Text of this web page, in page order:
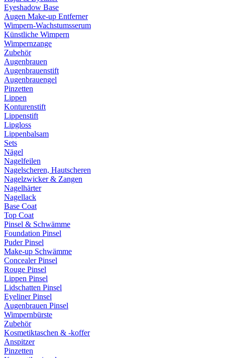
Eyeshadow Base
Augen Make-up Entferner
Wimpern-Wachstumsserum
Künstliche Wimpern
Wimpernzange
Zubehör
Augenbrauen
Augenbrauenstift
Augenbrauengel
Pinzetten
Lippen
Konturenstift
Lippenstift
Lipgloss
Lippenbalsam
Sets
Nägel
Nagelfeilen
Nagelscheren, Hautscheren
Nagelzwicker & Zangen
Nagelhärter
Nagellack
Base Coat
Top Coat
Pinsel & Schwämme
Foundation Pinsel
Puder Pinsel
Make-up Schwämme
Concealer Pinsel
Rouge Pinsel
Lippen Pinsel
Lidschatten Pinsel
Eyeliner Pinsel
Augenbrauen Pinsel
Wimpernbürste
Zubehör
Kosmetiktaschen & -koffer
Anspitzer
Pinzetten